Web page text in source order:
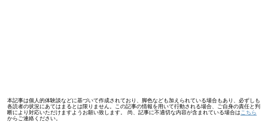
本記事は個人的体験談などに基づいて作成されており、脚色なども加えられている場合もあり、必ずしも
各読者の状況にあてはまるとは限りません。この記事の情報を用いて行動される場合、ご自身の責任と判
断により対応いただけますようお願い致します。 尚、記事に不適切な内容が含まれている場合は こちら
からご連絡ください。